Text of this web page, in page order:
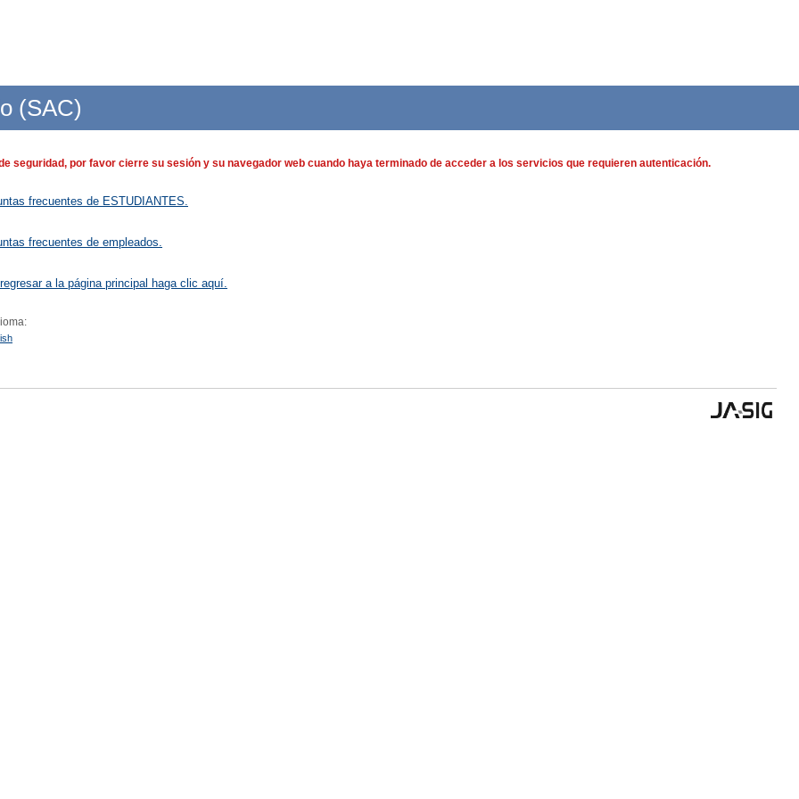
(SAC)
seguridad, por favor cierre su sesión y su navegador web cuando haya terminado de acceder a los servicios que requieren autenticación.
frecuentes de ESTUDIANTES.
frecuentes de empleados.
a la página principal haga clic aquí.